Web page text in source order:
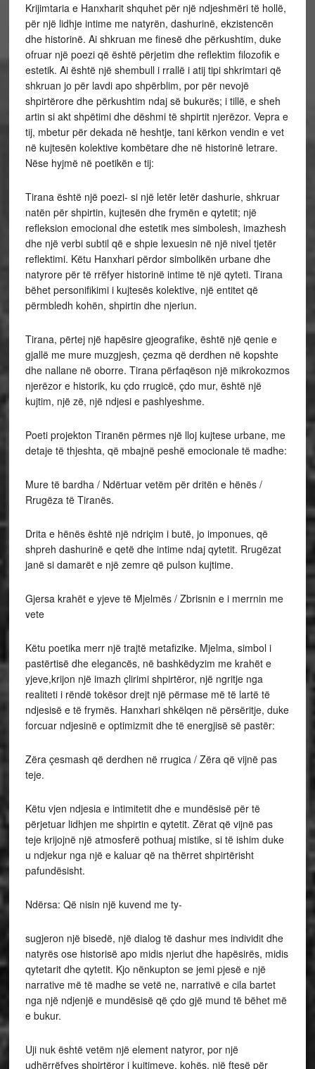
Krijimtaria e Hanxharit shquhet për një ndjeshmëri të hollë,
për një lidhje intime me natyrën, dashurinë, ekzistencën
dhe historinë. Ai shkruan me finesë dhe përkushtim, duke
ofruar një poezi që është përjetim dhe reflektim filozofik e
estetik. Ai është një shembull i rrallë i atij tipi shkrimtari që
shkruan jo për lavdi apo shpërblim, por për nevojë
shpirtërore dhe përkushtim ndaj së bukurës; i tillë, e sheh
artin si akt shpëtimi dhe dëshmi të shpirtit njerëzor. Vepra e
tij, mbetur për dekada në heshtje, tani kërkon vendin e vet
në kujtesën kolektive kombëtare dhe në historinë letrare.
Nëse hyjmë në poetikën e tij:
Tirana është një poezi- si një letër letër dashurie, shkruar
natën për shpirtin, kujtesën dhe frymën e qytetit; një
refleksion emocional dhe estetik mes simbolesh, imazhesh
dhe një verbi subtil që e shpie lexuesin në një nivel tjetër
reflektimi. Këtu Hanxhari përdor simbolikën urbane dhe
natyrore për të rrëfyer historinë intime të një qyteti. Tirana
bëhet personifikimi i kujtesës kolektive, një entitet që
përmbledh kohën, shpirtin dhe njeriun.
Tirana, përtej një hapësire gjeografike, është një qenie e
gjallë me mure muzgjesh, çezma që derdhen në kopshte
dhe nallane në oborre. Tirana përfaqëson një mikrokozmos
njerëzor e historik, ku çdo rrugicë, çdo mur, është një
kujtim, një zë, një ndjesi e pashlyeshme.
Poeti projekton Tiranën përmes një lloj kujtese urbane, me
detaje të thjeshta, që mbajnë peshë emocionale të madhe:
Mure të bardha / Ndërtuar vetëm për dritën e hënës /
Rrugëza të Tiranës.
Drita e hënës është një ndriçim i butë, jo imponues, që
shpreh dashurinë e qetë dhe intime ndaj qytetit. Rrugëzat
janë si damarët e një zemre që pulson kujtime.
Gjersa krahët e yjeve të Mjelmës / Zbrisnin e i merrnin me
vete
Këtu poetika merr një trajtë metafizike. Mjelma, simbol i
pastërtisë dhe elegancës, në bashkëdyzim me krahët e
yjeve,krijon një imazh çlirimi shpirtëror, një ngritje nga
realiteti i rëndë tokësor drejt një përmase më të lartë të
ndjesisë e të frymës. Hanxhari shkëlqen në përsëritje, duke
forcuar ndjesinë e optimizmit dhe të energjisë së pastër:
Zëra çesmash që derdhen në rrugica / Zëra që vijnë pas
teje.
Këtu vjen ndjesia e intimitetit dhe e mundësisë për të
përjetuar lidhjen me shpirtin e qytetit. Zërat që vijnë pas
teje krijojnë një atmosferë pothuaj mistike, si të ishim duke
u ndjekur nga një e kaluar që na thërret shpirtërisht
pafundësisht.
Ndërsa: Që nisin një kuvend me ty-
sugjeron një bisedë, një dialog të dashur mes individit dhe
natyrës ose historisë apo midis njeriut dhe hapësirës, midis
qytetarit dhe qytetit. Kjo nënkupton se jemi pjesë e një
narrative më të madhe se vetë ne, narrativë e cila bartet
nga një ndjenjë e mundësisë që çdo gjë mund të bëhet më
e bukur.
Uji nuk është vetëm një element natyror, por një
udhërrëfyes shpirtëror i kujtimeve, kohës, një ftesë për